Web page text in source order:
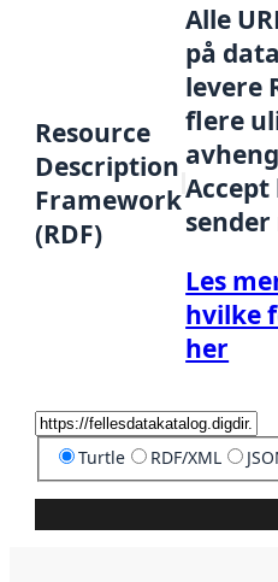
Resource
Description
Framework
(RDF)
Alle
på
levere
flere
sender
Les
hvilke
her
Turtle RDF/XML